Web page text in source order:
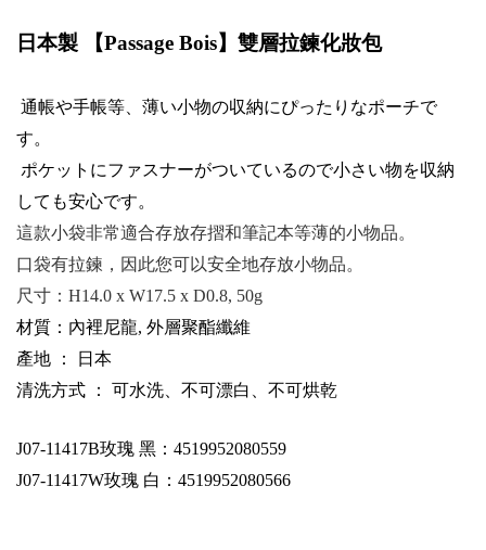
日本製 【Passage Bois】雙層拉鍊化妝包
通帳や手帳等、薄い小物の収納にぴったりなポーチで
す。
ポケットにファスナーがついているので小さい物を収納
しても安心です。
這款小袋非常適合存放存摺和筆記本等薄的小物品。
口袋有拉鍊，因此您可以安全地存放小物品。
尺寸： H14.0 x W17.5 x D0.8, 50g
材質：內裡尼龍, 外層聚酯纖維
產地 ： 日本
清洗方式 ： 可水洗、不可漂白、不可烘乾
J07-11417B玫瑰 黑：4519952080559
J07-11417W玫瑰 白：4519952080566